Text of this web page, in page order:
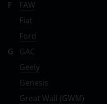
F
FAW
Fiat
Ford
G
GAC
Geely
Genesis
Great Wall (GWM)